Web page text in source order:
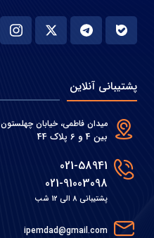
پشتیبانی آنلاین
میدان فاطمی، خیابان چهلستون
بین 4 و 6 پلاک 44
021-58941
021-91003098
پشتیبانی 8 الی 12 شب
ipemdad@gmail.com